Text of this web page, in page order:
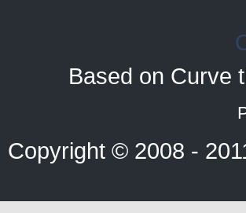
Based on Curve
Copyright © 2008 -